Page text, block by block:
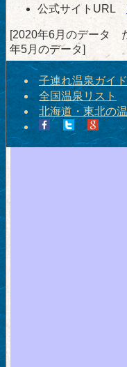
公式サイトURL
[2020年6月のデータ
年5月のデータ]
子連れ温泉ガイ
全国温泉リスト
北海道・東北の